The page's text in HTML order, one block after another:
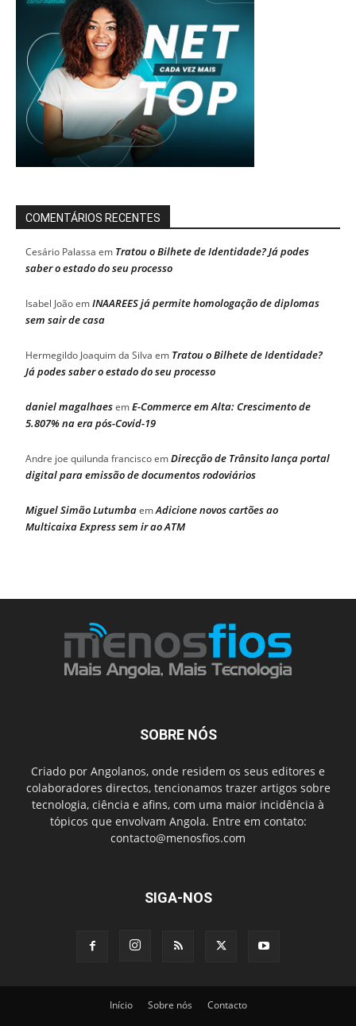
COMENTÁRIOS RECENTES
Cesário Palassa em Tratou o Bilhete de Identidade? Já podes
saber o estado do seu processo
Isabel JoãoemINAAREES já permite homologação de diplomas
sem sair de casa
Hermegildo Joaquim da Silva em Tratou o Bilhete de Identidade?
Já podes saber o estado do seu processo
daniel magalhaesemE-Commerce em Alta: Crescimento de
5.807% na era pós-Covid-19
Andre joe quilunda franciscoemDirecção de Trânsito lança portal
digital para emissão de documentos rodoviários
Miguel Simão LutumbaemAdicione novos cartões ao
Multicaixa Express sem ir ao ATM
SOBRE NÓS
Criado por Angolanos, onde residem os seus editores e
colaboradores directos, tencionamos trazer artigos sobre
tecnologia, ciência e afins, com uma maior incidência à
tópicos que envolvam Angola. Entre em contato:
contacto@menosfios.com
SIGA-NOS
Início Sobre nós Contacto